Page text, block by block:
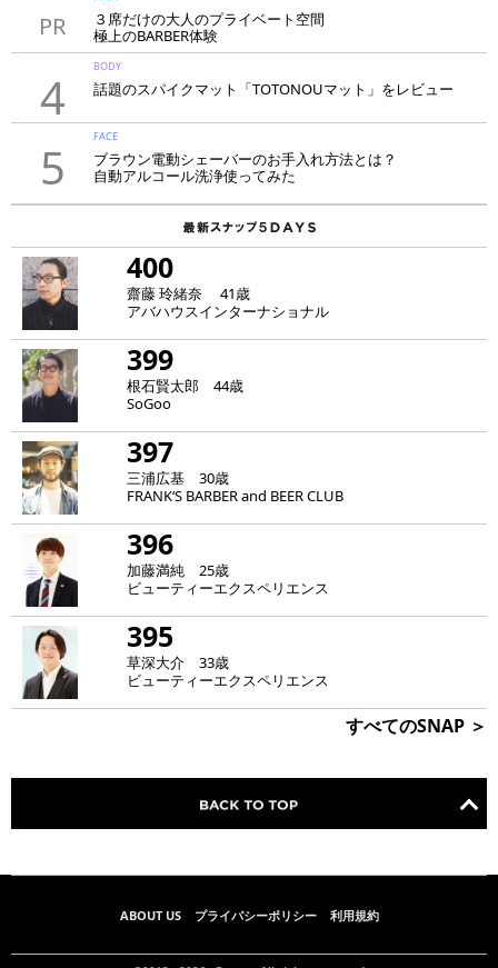
PR
３席だけの大人のプライベート空間
極上のBARBER体験
「LAVIE NEW STANDARD BARBER HANARE新宿店」
4
BODY
話題のスパイクマット「TOTONOUマット」をレビュー
5
FACE
ブラウン電動シェーバーのお手入れ方法とは？
自動アルコール洗浄使ってみた
400
齋藤 玲緒奈 41歳
アバハウスインターナショナル
399
根石賢太郎 44歳
SoGoo
397
三浦広基 30歳
FRANK‘S BARBER and BEER CLUB
396
加藤満純 25歳
ビューティーエクスペリエンス
395
草深大介 33歳
ビューティーエクスペリエンス
すべてのSNAP ＞
ABOUT US プライバシーポリシー 利用規約